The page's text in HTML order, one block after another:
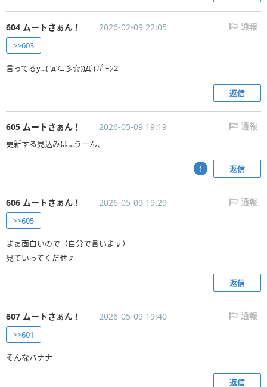
604 ムートさぁん！ 2026-02-09 22:05 通報
>>603
言ってるy…( ‘д‘⊂彡☆))Д´) ﾊﾟｰﾝ2
返信
605 ムートさぁん！ 2026-05-09 19:19 通報
更新する見込みは…うーん、
返信
1
606 ムートさぁん！ 2026-05-09 19:29 通報
>>605
まぁ面白いので（自分で言います）
見ていってくだせぇ
返信
607 ムートさぁん！ 2026-05-09 19:40 通報
>>601
そんなバナナ
返信